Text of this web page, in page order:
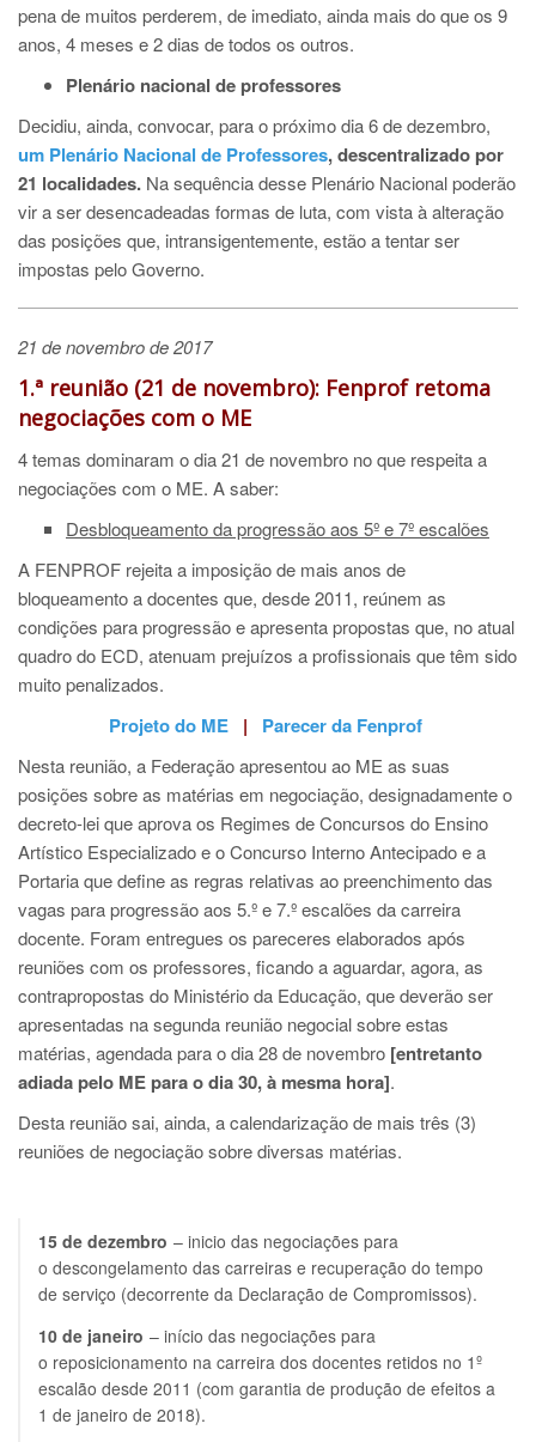
pena de muitos perderem, de imediato, ainda mais do que os 9
anos, 4 meses e 2 dias de todos os outros.
Plenário nacional de professores
Decidiu, ainda, convocar, para o próximo dia6 de dezembro,
um Plenário Nacional de Professores, descentralizado por
21 localidades. Na sequência desse Plenário Nacional poderão
vir a ser desencadeadas formas de luta, com vista à alteração
das posições que, intransigentemente, estão a tentar ser
impostas pelo Governo.
21 de novembro de 2017
1.ª reunião (21 de novembro): Fenprof retoma
negociações com o ME
4 temas dominaram o dia 21 de novembro no que respeita a
negociações com o ME. A saber:
Desbloqueamento da progressão aos 5º e 7º escalões
A FENPROF rejeita a imposição de mais anos de
bloqueamento a docentes que, desde 2011, reúnem as
condições para progressão e apresenta propostas que, no atual
quadro do ECD, atenuam prejuízos a profissionais que têm sido
muito penalizados.
Projeto do ME | Parecer da Fenprof
Nesta reunião, a Federação apresentou ao ME as suas
posições sobre as matérias em negociação, designadamente o
decreto-lei que aprova os Regimes de Concursos do Ensino
Artístico Especializado e o Concurso Interno Antecipado e a
Portaria que define as regras relativas ao preenchimento das
vagas para progressão aos 5.º e 7.º escalões da carreira
docente. Foram entregues os pareceres elaborados após
reuniões com os professores, ficando a aguardar, agora, as
contrapropostas do Ministério da Educação, que deverão ser
apresentadas na segunda reunião negocial sobre estas
matérias, agendada para o dia 28 de novembro [entretanto
adiada pelo ME para o dia 30, à mesma hora].
Desta reunião sai, ainda, a calendarização de mais três (3)
reuniões de negociação sobre diversas matérias.
15 de dezembro – inicio das negociações para
o descongelamento das carreiras e recuperação do tempo
de serviço (decorrente da Declaração de Compromissos).
10 de janeiro – início das negociações para
o reposicionamento na carreira dos docentes retidos no 1º
escalão desde 2011 (com garantia de produção de efeitos a
1 de janeiro de 2018).